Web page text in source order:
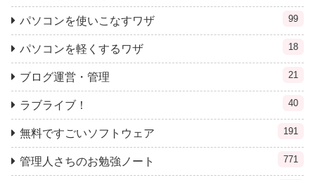
パソコンを使いこなすワザ 99
パソコンを軽くするワザ 18
ブログ運営・管理 21
ラブライブ！ 40
無料ですごいソフトウェア 191
管理人さちのお勉強ノート 771